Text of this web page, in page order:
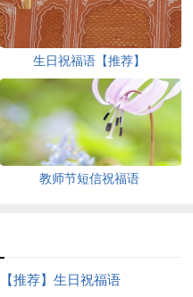
生日祝福语【推荐】
教师节短信祝福语
【推荐】生日祝福语